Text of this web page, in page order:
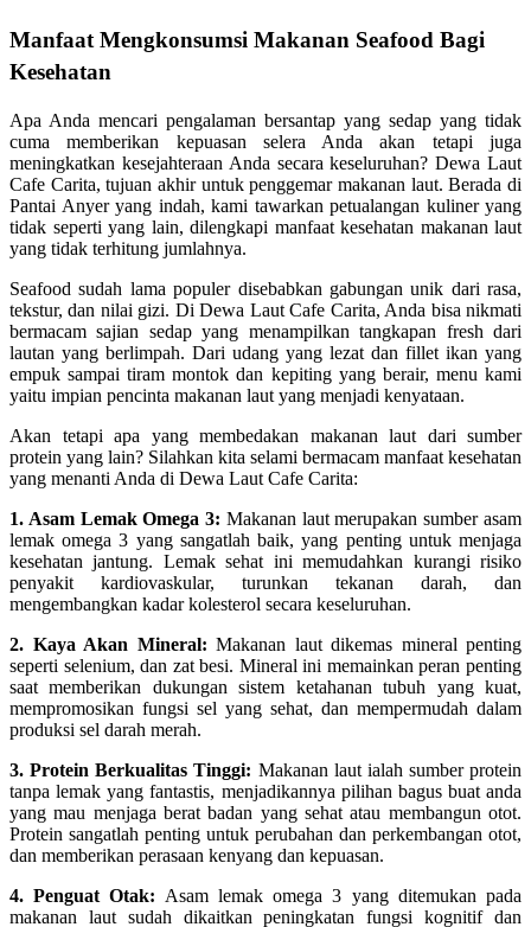
Manfaat Mengkonsumsi Makanan Seafood Bagi
Kesehatan
Apa Anda mencari pengalaman bersantap yang sedap yang tidak
cuma memberikan kepuasan selera Anda akan tetapi juga
meningkatkan kesejahteraan Anda secara keseluruhan? Dewa Laut
Cafe Carita, tujuan akhir untuk penggemar makanan laut. Berada di
Pantai Anyer yang indah, kami tawarkan petualangan kuliner yang
tidak seperti yang lain, dilengkapi manfaat kesehatan makanan laut
yang tidak terhitung jumlahnya.
Seafood sudah lama populer disebabkan gabungan unik dari rasa,
tekstur, dan nilai gizi. Di Dewa Laut Cafe Carita, Anda bisa nikmati
bermacam sajian sedap yang menampilkan tangkapan fresh dari
lautan yang berlimpah. Dari udang yang lezat dan fillet ikan yang
empuk sampai tiram montok dan kepiting yang berair, menu kami
yaitu impian pencinta makanan laut yang menjadi kenyataan.
Akan tetapi apa yang membedakan makanan laut dari sumber
protein yang lain? Silahkan kita selami bermacam manfaat kesehatan
yang menanti Anda di Dewa Laut Cafe Carita:
1. Asam Lemak Omega 3: Makanan laut merupakan sumber asam
lemak omega 3 yang sangatlah baik, yang penting untuk menjaga
kesehatan jantung. Lemak sehat ini memudahkan kurangi risiko
penyakit kardiovaskular, turunkan tekanan darah, dan
mengembangkan kadar kolesterol secara keseluruhan.
2. Kaya Akan Mineral: Makanan laut dikemas mineral penting
seperti selenium, dan zat besi. Mineral ini memainkan peran penting
saat memberikan dukungan sistem ketahanan tubuh yang kuat,
mempromosikan fungsi sel yang sehat, dan mempermudah dalam
produksi sel darah merah.
3. Protein Berkualitas Tinggi: Makanan laut ialah sumber protein
tanpa lemak yang fantastis, menjadikannya pilihan bagus buat anda
yang mau menjaga berat badan yang sehat atau membangun otot.
Protein sangatlah penting untuk perubahan dan perkembangan otot,
dan memberikan perasaan kenyang dan kepuasan.
4. Penguat Otak: Asam lemak omega 3 yang ditemukan pada
makanan laut sudah dikaitkan peningkatan fungsi kognitif dan